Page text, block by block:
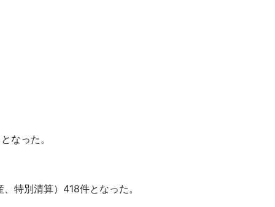
なった。
特別清算）418件となった。